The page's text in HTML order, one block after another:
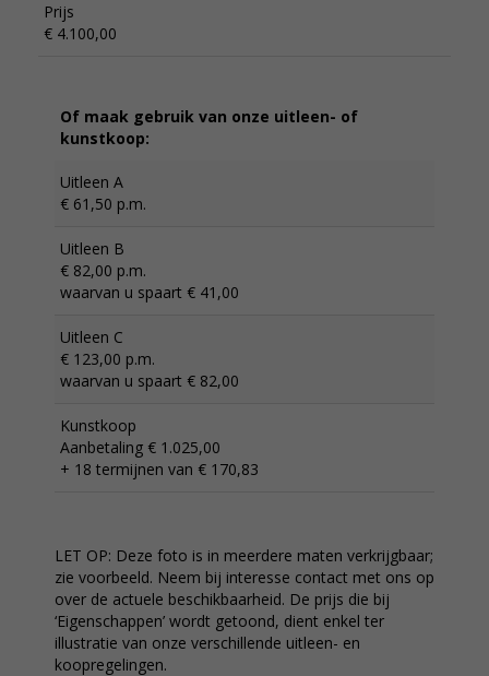
Prijs
€ 4.100,00
Of maak gebruik van onze uitleen- of
kunstkoop:
Uitleen A
€ 61,50 p.m.
Uitleen B
€ 82,00 p.m.
waarvan u spaart € 41,00
Uitleen C
€ 123,00 p.m.
waarvan u spaart € 82,00
Kunstkoop
Aanbetaling € 1.025,00
+ 18 termijnen van € 170,83
LET OP: Deze foto is in meerdere maten verkrijgbaar;
zie voorbeeld. Neem bij interesse contact met ons op
over de actuele beschikbaarheid. De prijs die bij
‘Eigenschappen’ wordt getoond, dient enkel ter
illustratie van onze verschillende uitleen- en
koopregelingen.